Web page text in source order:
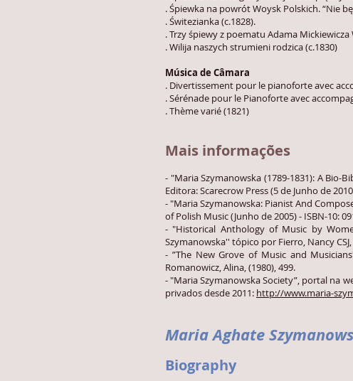
. Śpiewka na powrót Woysk Polskich. “Nie
. Świtezianka (c.1828).
. Trzy śpiewy z poematu Adama Mickiewicza
. Wilija naszych strumieni rodzica (c.1830)
Música de Câmara
. Divertissement pour le pianoforte avec
. Sérénade pour le Pianoforte avec
. Thème varié (1821)
Mais informações
- "Maria Szymanowska (1789-1831): A
Editora: Scarecrow Press (5 de Junho de
- "Maria Szymanowska: Pianist And
of Polish Music (Junho de 2005) - ISBN-10:
- "Historical Anthology of Music by
Szymanowska'' tópico por Fierro, Nancy CSJ,
- ”The New Grove of Music and
Romanowicz, Alina, (1980), 499.
- "Maria Szymanowska Society”, portal na
privados desde 2011: http://www.maria-
Maria Aghate
Biography